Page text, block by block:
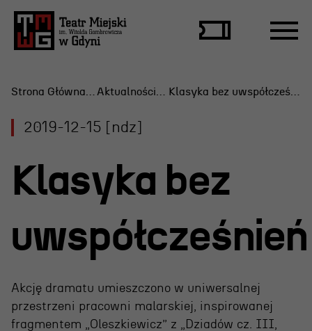
Scena Letnia
Aktualne spektakle
Bilety
Archiwum spektakli
Projekty Teatru
2019-12-15 [ndz]
Klasyka bez
uwspółcześnień
Akcję dramatu umieszczono w uniwersalnej
przestrzeni pracowni malarskiej, inspirowanej
fragmentem „Oleszkiewicz” z „Dziadów cz. III,